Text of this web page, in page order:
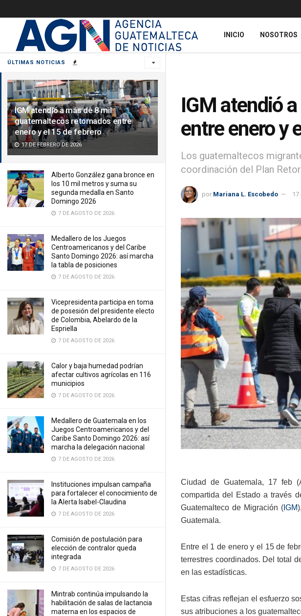
ÚLTIMAS NOTICIAS
IGM atendió a más de 8 mil
guatemaltecos retornados entre
enero y el 15 de febrero
17 DE FEBRERO DE 2026
Alberto González gana bronce en
los 10 mil metros y suma su
segunda medalla en Santo
Domingo 2026
7 DE AGOSTO DE 2026
Medallero de los Juegos
Centroamericanos y del Caribe
Santo Domingo 2026: así marcha
la tabla de posiciones
7 DE AGOSTO DE 2026
Vicepresidenta participa en toma
de posesión del presidente electo
de Colombia, Abelardo de la
Espriella
7 DE AGOSTO DE 2026
Calor y baja humedad podrían
afectar cultivos agrícolas en 116
municipios
7 DE AGOSTO DE 2026
Medallero de Guatemala en los
Juegos Centroamericanos y del
Caribe Santo Domingo 2026: así
marcha la delegación nacional
7 DE AGOSTO DE 2026
Instituciones impulsan campaña
para fortalecer el conocimiento de
la Alerta Isabel-Claudina
7 DE AGOSTO DE 2026
Comisión de postulación para
elección de contralor queda
integrada
7 DE AGOSTO DE 2026
Mintrab continúa impulsando la
habilitación de salas de lactancia
materna en los espacios de
INICIO NOSOTROS
IGM atendió
entre enero y
Los guatemaltecos
coordinación del Plan
por Mariana L. Escobedo 17
Ciudad de Guatemala, 17 feb
compartida del Estado a través
Guatemalteco de Migración ( IGM
Guatemala.
Entre el 1 de enero y el 15 de
terrestres coordinados. Del total
en las estadísticas.
Estas cifras reflejan el esfuerzo
sus atribuciones a los